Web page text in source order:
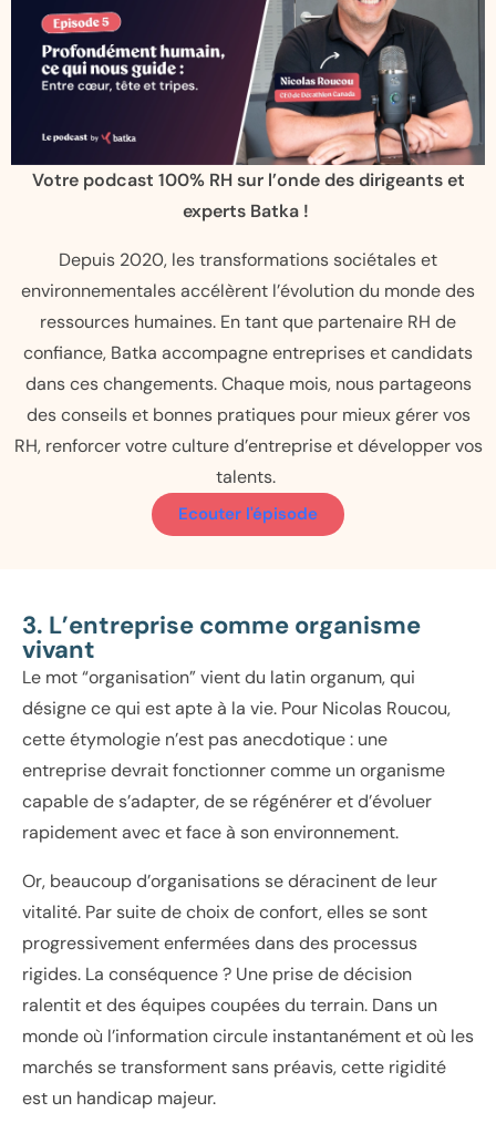
Votre podcast 100% RH sur l’onde des dirigeants et
experts Batka !
Depuis 2020, les transformations sociétales et
environnementales accélèrent l’évolution du monde des
ressources humaines. En tant que partenaire RH de
confiance, Batka accompagne entreprises et candidats
dans ces changements. Chaque mois, nous partageons
des conseils et bonnes pratiques pour mieux gérer vos
RH, renforcer votre culture d’entreprise et développer vos
talents.
Ecouter l'épisode
3. L’entreprise comme organisme
vivant
Le mot “organisation” vient du latinorganum, qui
désigne ce qui est apte à la vie. Pour Nicolas Roucou,
cette étymologie n’est pas anecdotique : une
entreprise devrait fonctionner comme un organisme
capable de s’adapter, de se régénérer et d’évoluer
rapidement avec et face à son environnement.
Or, beaucoup d’organisations se déracinent de leur
vitalité. Par suite de choix de confort, elles se sont
progressivement enfermées dans des processus
rigides. La conséquence ? Une prise de décision
ralentit et des équipes coupées du terrain. Dans un
monde où l’information circule instantanément et où les
marchés se transforment sans préavis, cette rigidité
est un handicap majeur.